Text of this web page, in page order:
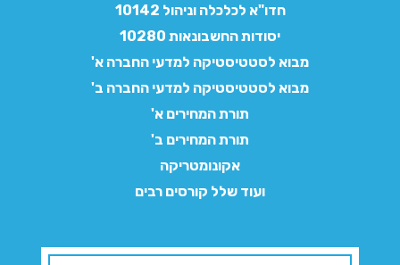
חדו"א לכלכלה וניהול 10142
יסודות החשבונאות 10280
מבוא לסטטיסטיקה למדעי החברה א'
מבוא לסטטיסטיקה למדעי החברה ב'
תורת המחירים א'
תורת המחירים ב'
אקונומטריקה
ועוד שלל קורסים רבים